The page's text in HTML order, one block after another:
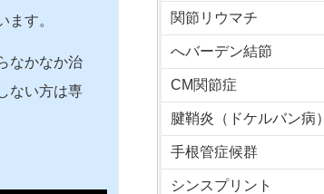
す。
なかなか治
ない方は専
関節リウマチ
へバーデン結節
CM関節症
腱鞘炎（ドケルバン病）
手根管症候群
シンスプリント